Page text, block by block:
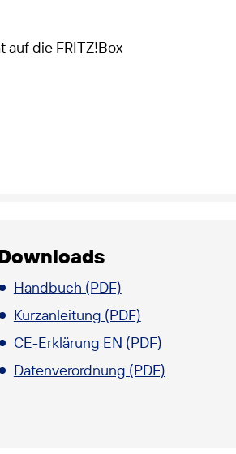
auf die FRITZ!Box
Handbuch (PDF)
Kurzanleitung (PDF)
CE-Erklärung EN (PDF)
Datenverordnung (PDF)